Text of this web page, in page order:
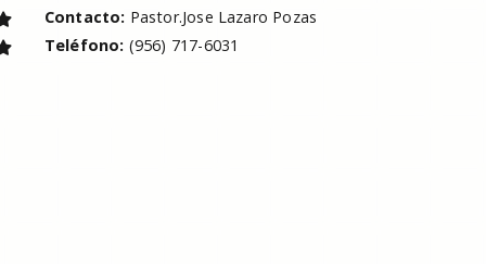
Contacto: Pastor.Jose Lazaro Pozas
Teléfono: (956) 717-6031